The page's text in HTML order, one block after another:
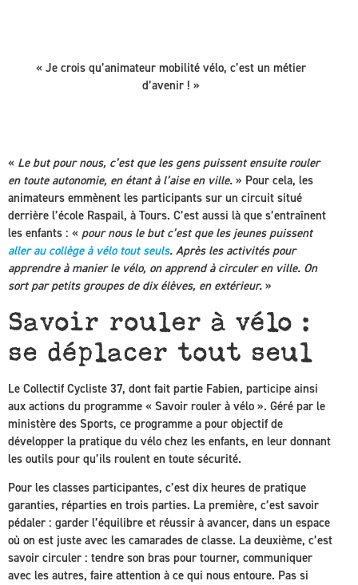
« Je crois qu’animateur mobilité vélo, c’est un métier
d’avenir ! »
« Le but pour nous, c’est que les gens puissent ensuite rouler
en toute autonomie, en étant à l’aise en ville. » Pour cela, les
animateurs emmènent les participants sur un circuit situé
derrière l’école Raspail, à Tours. C’est aussi là que s’entraînent
les enfants : « pour nous le but c’est que les jeunes puissent
aller au collège à vélo tout seuls. Après les activités pour
apprendre à manier le vélo, on apprend à circuler en ville. On
sort par petits groupes de dix élèves, en extérieur. »
Savoir rouler à vélo :
se déplacer tout seul
Le Collectif Cycliste 37, dont fait partie Fabien, participe ainsi
aux actions du programme « Savoir rouler à vélo ». Géré par le
ministère des Sports, ce programme a pour objectif de
développer la pratique du vélo chez les enfants, en leur donnant
les outils pour qu’ils roulent en toute sécurité.
Pour les classes participantes, c’est dix heures de pratique
garanties, réparties en trois parties. La première, c’est savoir
pédaler : garder l’équilibre et réussir à avancer, dans un espace
où on est juste avec les camarades de classe. La deuxième, c’est
savoir circuler : tendre son bras pour tourner, communiquer
avec les autres, faire attention à ce qui nous entoure. Pas si